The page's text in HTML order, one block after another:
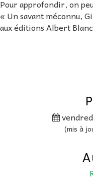
Pour approfondir, on
« Un savant méconnu,
aux éditions Albert
(mis à